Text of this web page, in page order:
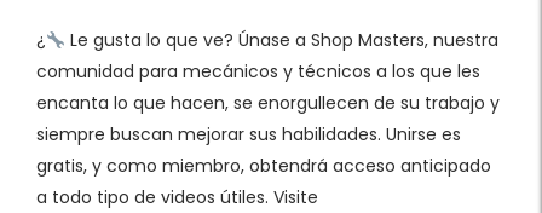
¿
Le gusta lo que ve? Únase a Shop Masters, nuestra
comunidad para mecánicos y técnicos a los que les
encanta lo que hacen, se enorgullecen de su trabajo y
siempre buscan mejorar sus habilidades. Unirse es
gratis, y como miembro, obtendrá acceso anticipado
a todo tipo de videos útiles. Visite